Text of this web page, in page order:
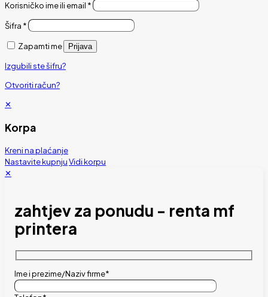
Korisničko ime ili email *
Šifra *
Zapamti me Prijava
Izgubili ste šifru?
Otvoriti račun?
✕
Korpa
Kreni na plaćanje
Nastavite kupnjuVidi korpu
✕
zahtjev za ponudu - renta mf
printera
Ime i prezime/Naziv firme*